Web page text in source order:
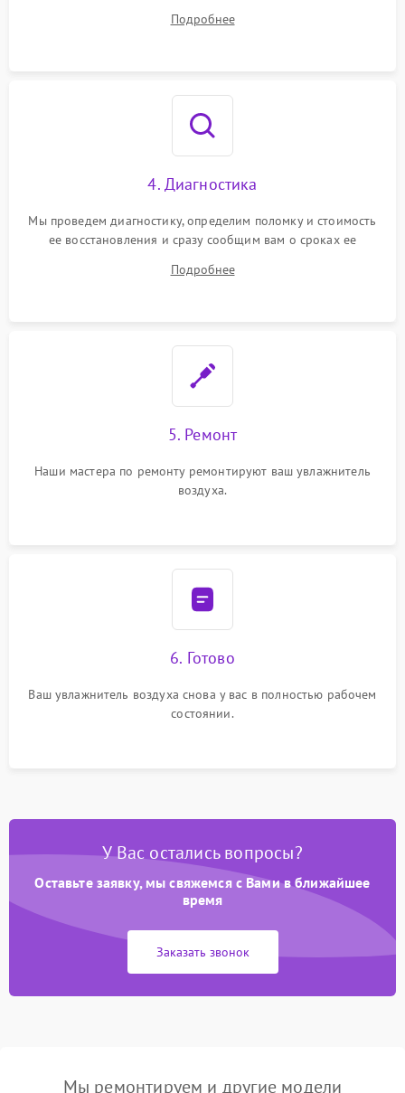
Подробнее
4. Диагностика
Мы проведем диагностику, определим поломку и стоимость
ее восстановления и сразу сообщим вам о сроках ее
Подробнее
5. Ремонт
Наши мастера по ремонту ремонтируют ваш увлажнитель
воздуха.
6. Готово
Ваш увлажнитель воздуха снова у вас в полностью рабочем
состоянии.
У Вас остались вопросы?
Оставьте заявку, мы свяжемся с Вами в ближайшее
время
Заказать звонок
Мы ремонтируем и другие модели